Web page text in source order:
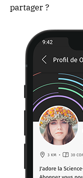
partager ?